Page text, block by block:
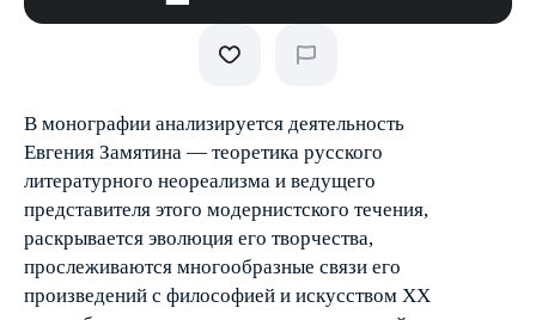
В монографии анализируется деятельность
Евгения Замятина — теоретика русского
литературного неореализма и ведущего
представителя этого модернистского течения,
раскрывается эволюция его творчества,
прослеживаются многообразные связи его
произведений с философией и искусством XX